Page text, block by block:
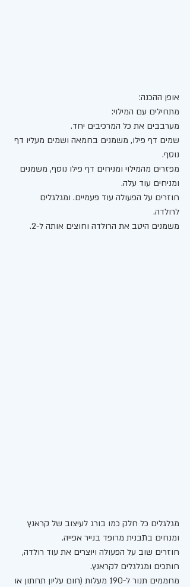
אופן ההכנה:
מתחילים עם המילוי:
מערבבים את כל המרכיבים יחד.
שמים דף פילו, משמנים בחמאה ושמים מעליו דף
נוסף.
מפזרים מהמילוי ומניחים דף פילו נוסף, משמנים
ומניחים עוד עלה.
חוזרים על הפעולה עוד פעמיים. ומגלגלים
לרולדה.
משמנים היטב את הרולדה וחוצים אותה ל-2.
מגלגלים כל חלק כמו בורג לעיצוב של קראנץ
ומנחים בתבנית מרופד בנייר אפייה.
חוזרים שוב על הפעולה ויוצרים את עוד רולדה,
חותכים ומגלגלים לקראנץ.
מחממים תנור ל-190 מעלות (חום עליון תחתון או